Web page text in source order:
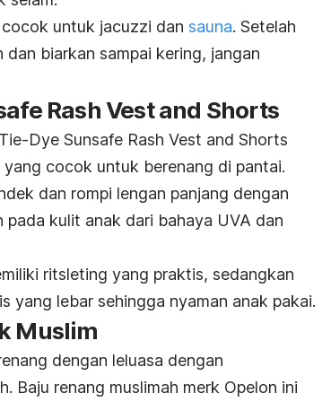
untuk jacuzzi dan sauna. Setelah
biarkan sampai kering, jangan
Rash Vest and Shorts
Dye Sunsafe Rash Vest and Shorts
cocok untuk berenang di pantai.
dan rompi lengan panjang dengan
kulit anak dari bahaya UVA dan
ritsleting yang praktis, sedangkan
yang lebar sehingga nyaman anak pakai.
Muslim
dengan leluasa dengan
Baju renang muslimah merk Opelon ini